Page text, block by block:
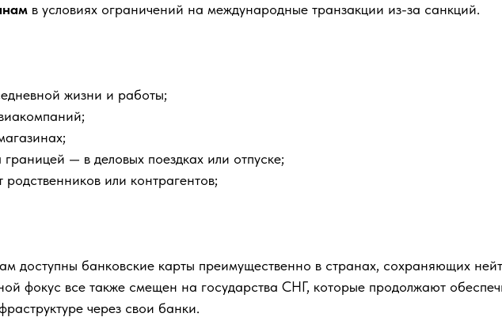
в условиях ограничений на международные транзакции из-за санкций.
жизни и работы;
— в деловых поездках или отпуске;
или контрагентов;
доступны банковские карты преимущественно в странах, сохраняющих
фокус все также смещен на государства СНГ, которые продолжают
через свои банки.